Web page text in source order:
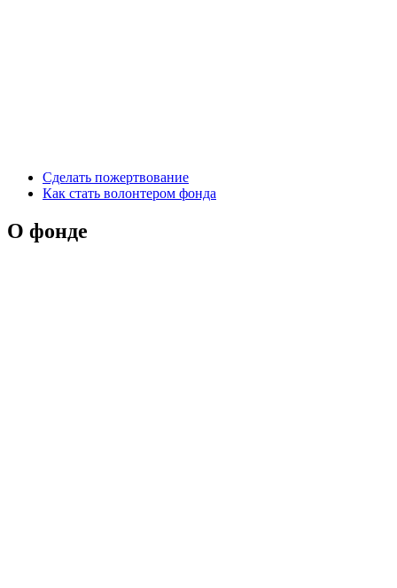
Сделать пожертвование
Как стать волонтером фонда
О фонде